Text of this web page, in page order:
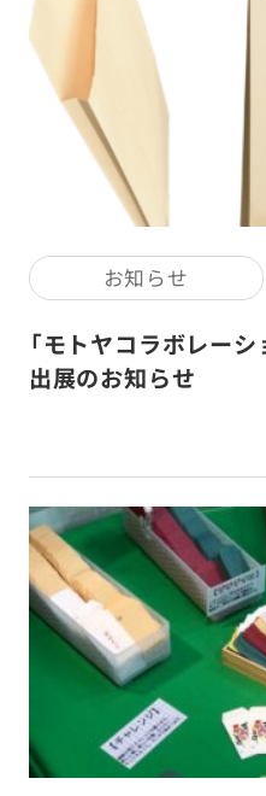
お知らせ
「モトヤコラボレー
出展のお知らせ